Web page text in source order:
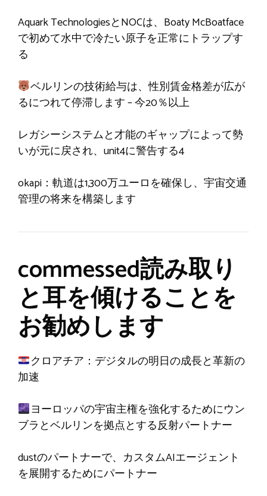
Aquark TechnologiesとNOCは、Boaty McBoatface
で初めて水中で冷たい原子を正常にトラップす
る
ベルリンの技術給与は、性別賃金格差が広が
るにつれて停滞します – 今20％以上
レガシーシステムと才能のギャップによって勢
いが元に戻され、unit4に警告する4
okapi：軌道は1,300万ユーロを確保し、宇宙交通
管理の将来を構築します
commessed読み取り
と耳を傾けることを
お勧めします
クロアチア：デジタルの明日の成長と革新の
加速
ヨーロッパの宇宙主権を強化するためにウン
ブラとベルリンを拠点とする反射パートナー
dustのパートナーで、カスタムAIエージェント
を展開するためにパートナー